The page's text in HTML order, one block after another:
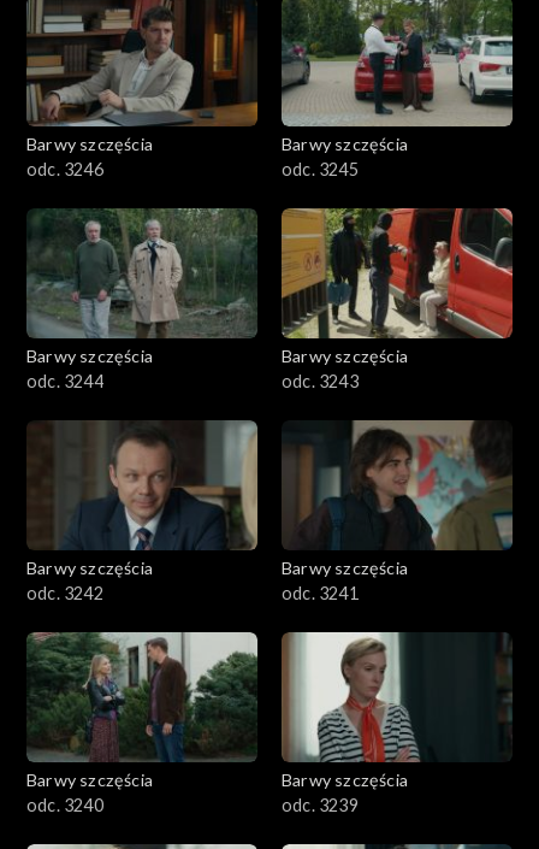
Barwy szczęścia
odc. 3246
Barwy szczęścia
odc. 3245
Barwy szczęścia
odc. 3244
Barwy szczęścia
odc. 3243
Barwy szczęścia
odc. 3242
Barwy szczęścia
odc. 3241
Barwy szczęścia
odc. 3240
Barwy szczęścia
odc. 3239